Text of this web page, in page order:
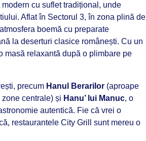
cu suflet tradițional, unde
Aflat în Sectorul 3, în zona plină de
boemă cu preparate
la deserturi clasice românești. Cu un
masă relaxantă după o plimbare pe
precum Hanul Berarilor (aproape
centrale) și Hanu’ lui Manuc, o
autentică. Fie că vrei o
restaurantele City Grill sunt mereu o